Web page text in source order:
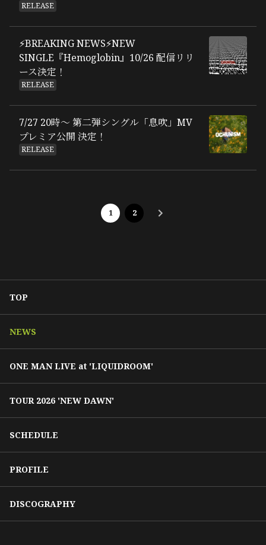
RELEASE
⚡BREAKING NEWS⚡NEW
SINGLE『Hemoglobin』10/26 配信リリ
ース決定！
RELEASE
7/27 20時〜 第二弾シングル「息吹」MV
プレミア公開 決定！
RELEASE
1 2
TOP
NEWS
ONE MAN LIVE at 'LIQUIDROOM'
TOUR 2026 'NEW DAWN'
SCHEDULE
PROFILE
DISCOGRAPHY